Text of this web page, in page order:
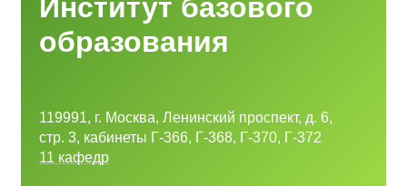
Институт базового
образования
119991, г. Москва, Ленинский проспект, д. 6,
стр. 3, кабинеты Г-366, Г-368, Г-370, Г-372
11 кафедр